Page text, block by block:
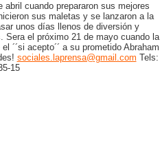
abril cuando prepararon sus mejores
sus maletas y se lanzaron a la
unos días llenos de diversión y
Sera el próximo 21 de mayo cuando la
´´si acepto´´ a su prometido Abraham
sociales.laprensa@gmail.com Tels:
15